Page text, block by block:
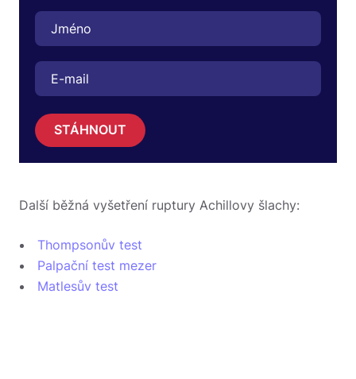
STÁHNOUT
Další běžná vyšetření ruptury Achillovy šlachy:
Thompsonův test
Palpační test mezer
Matlesův test